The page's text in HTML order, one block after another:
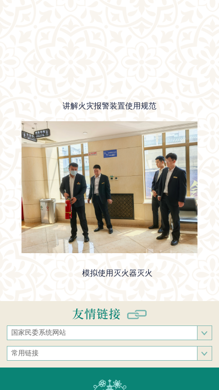
讲解火灾报警装置使用规范
模拟使用灭火器灭火
国家民委系统网站
国家民族事务委员会
中央民族大学
常用链接
中央统战部